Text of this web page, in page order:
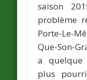
saison
problème
Porte-Le-
Que-Son-
a quelque
plus